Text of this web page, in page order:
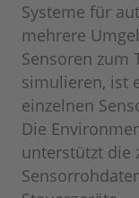
Systeme für
mehrere
Sensoren zum
simulieren, ist
einzelnen
Die
unterstützt die